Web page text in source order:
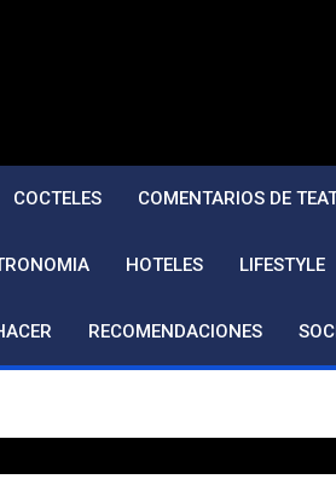
COCTELES COMENTARIOS DE
HOTELES LIFESTYLE
RECOMENDACIONES